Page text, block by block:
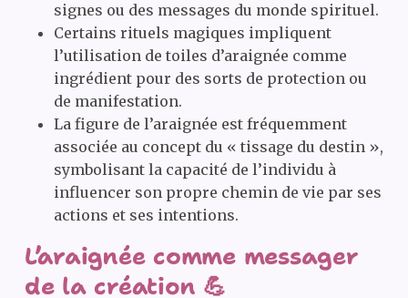
signes ou des messages du monde spirituel.
Certains rituels magiques impliquent
l’utilisation de toiles d’araignée comme
ingrédient pour des sorts de protection ou
de manifestation.
La figure de l’araignée est fréquemment
associée au concept du « tissage du destin »,
symbolisant la capacité de l’individu à
influencer son propre chemin de vie par ses
actions et ses intentions.
L’araignée comme messager
de la création 💪